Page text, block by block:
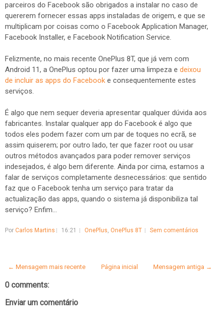
parceiros do Facebook são obrigados a instalar no caso de
quererem fornecer essas apps instaladas de origem, e que se
multiplicam por coisas como o Facebook Application Manager,
Facebook Installer, e Facebook Notification Service.
Felizmente, no mais recente OnePlus 8T, que já vem com
Android 11, a OnePlus optou por fazer uma limpeza e deixou
de incluir as apps do Facebook e consequentemente estes
serviços.
É algo que nem sequer deveria apresentar qualquer dúvida aos
fabricantes. Instalar qualquer app do Facebook é algo que
todos eles podem fazer com um par de toques no ecrã, se
assim quiserem; por outro lado, ter que fazer root ou usar
outros métodos avançados para poder remover serviços
indesejados, é algo bem diferente. Ainda por cima, estamos a
falar de serviços completamente desnecessários: que sentido
faz que o Facebook tenha um serviço para tratar da
actualização das apps, quando o sistema já disponibiliza tal
serviço? Enfim...
Por Carlos Martins 16:21 OnePlus, OnePlus 8T Sem comentários
← Mensagem mais recente Mensagem antiga →
Página inicial
0 comments:
Enviar um comentário